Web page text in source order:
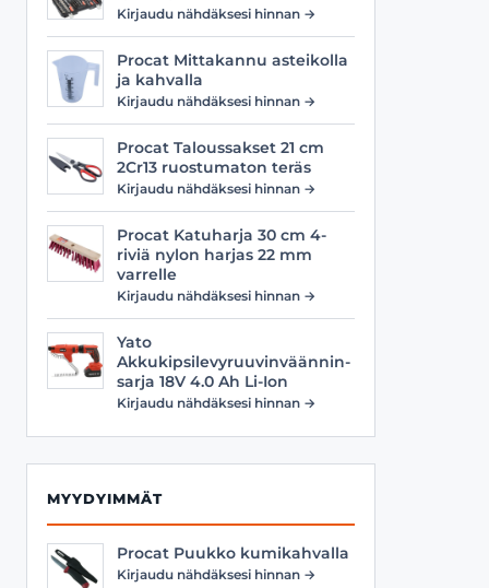
Vyöt
Kirjaudu nähdäksesi hinnan →
Procat Mittakannu asteikolla
ja kahvalla
Kirjaudu nähdäksesi hinnan →
Procat Taloussakset 21 cm
2Cr13 ruostumaton teräs
Kirjaudu nähdäksesi hinnan →
Procat Katuharja 30 cm 4-
riviä nylon harjas 22 mm
varrelle
Kirjaudu nähdäksesi hinnan →
Yato
Akkukipsilevyruuvinväännin-
sarja 18V 4.0 Ah Li-Ion
Kirjaudu nähdäksesi hinnan →
MYYDYIMMÄT
Procat Puukko kumikahvalla
Kirjaudu nähdäksesi hinnan →